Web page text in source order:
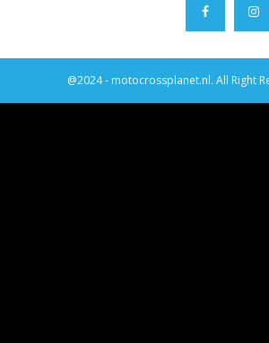
@2024 - motocrossplanet.nl. All Right